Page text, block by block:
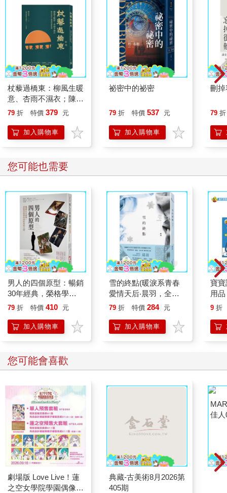
杖藜過橋東：柳風生暖
意、杏雨不濕衣；陳亮
恭談以心轉境的適齡漫
79 折 特價 379 元
加入購物車
祕密中的祕密
79 折 特價 537 元
加入購物車
刪
79 折
您可能也需要
男人的四個原型：暢銷
30年經典，榮格學派
帶你剖析男性心理
79 折 特價 410 元
加入購物車
雪的終點(暖淚系青春
愛情天后‧晨羽，全新
加筆黑暗純愛系列最終
79 折 特價 284 元
加入購物車
寶
用品
9 折
您可能會喜歡
劇場版 Love Live！蓮
之空女學院學園偶像俱
典藏-古美術8月2026第
405期